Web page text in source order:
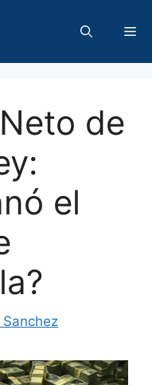
de
el